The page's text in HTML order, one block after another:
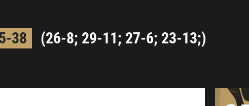
38 (26-8; 29-11; 27-6; 23-13;)